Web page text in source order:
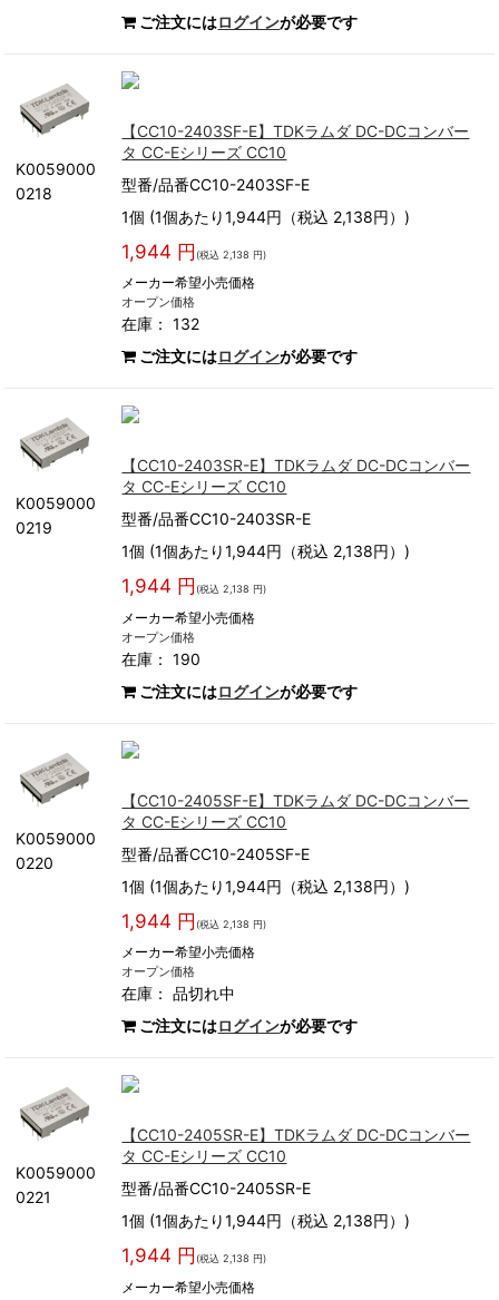
ご注文にはログインが必要です
K0059000
0218
【CC10-2403SF-E】TDKラムダ DC-DCコンバー
タ CC-Eシリーズ CC10
型番/品番CC10-2403SF-E
1個 (1個あたり1,944円（税込 2,138円）)
1,944 円 (税込 2,138 円)
メーカー希望小売価格
オープン価格
在庫： 132
ご注文にはログインが必要です
K0059000
0219
【CC10-2403SR-E】TDKラムダ DC-DCコンバー
タ CC-Eシリーズ CC10
型番/品番CC10-2403SR-E
1個 (1個あたり1,944円（税込 2,138円）)
1,944 円 (税込 2,138 円)
メーカー希望小売価格
オープン価格
在庫： 190
ご注文にはログインが必要です
K0059000
0220
【CC10-2405SF-E】TDKラムダ DC-DCコンバー
タ CC-Eシリーズ CC10
型番/品番CC10-2405SF-E
1個 (1個あたり1,944円（税込 2,138円）)
1,944 円 (税込 2,138 円)
メーカー希望小売価格
オープン価格
在庫：品切れ中
ご注文にはログインが必要です
K0059000
0221
【CC10-2405SR-E】TDKラムダ DC-DCコンバー
タ CC-Eシリーズ CC10
型番/品番CC10-2405SR-E
1個 (1個あたり1,944円（税込 2,138円）)
1,944 円 (税込 2,138 円)
メーカー希望小売価格